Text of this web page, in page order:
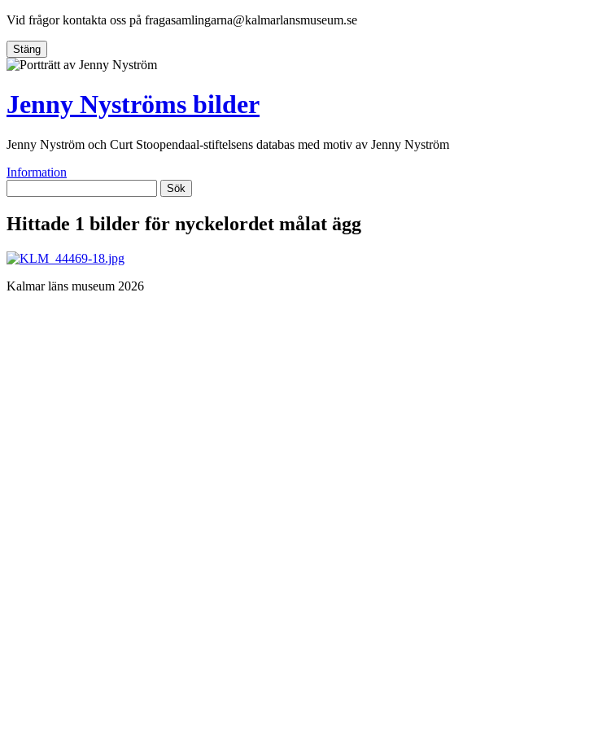
Vid frågor kontakta oss på fragasamlingarna@kalmarlansmuseum.se
Stäng
Jenny Nyströms bilder
Jenny Nyström och Curt Stoopendaal-stiftelsens databas med motiv av Jenny Nyström
Information
Sök
Hittade 1 bilder för nyckelordet målat ägg
Kalmar läns museum 2026